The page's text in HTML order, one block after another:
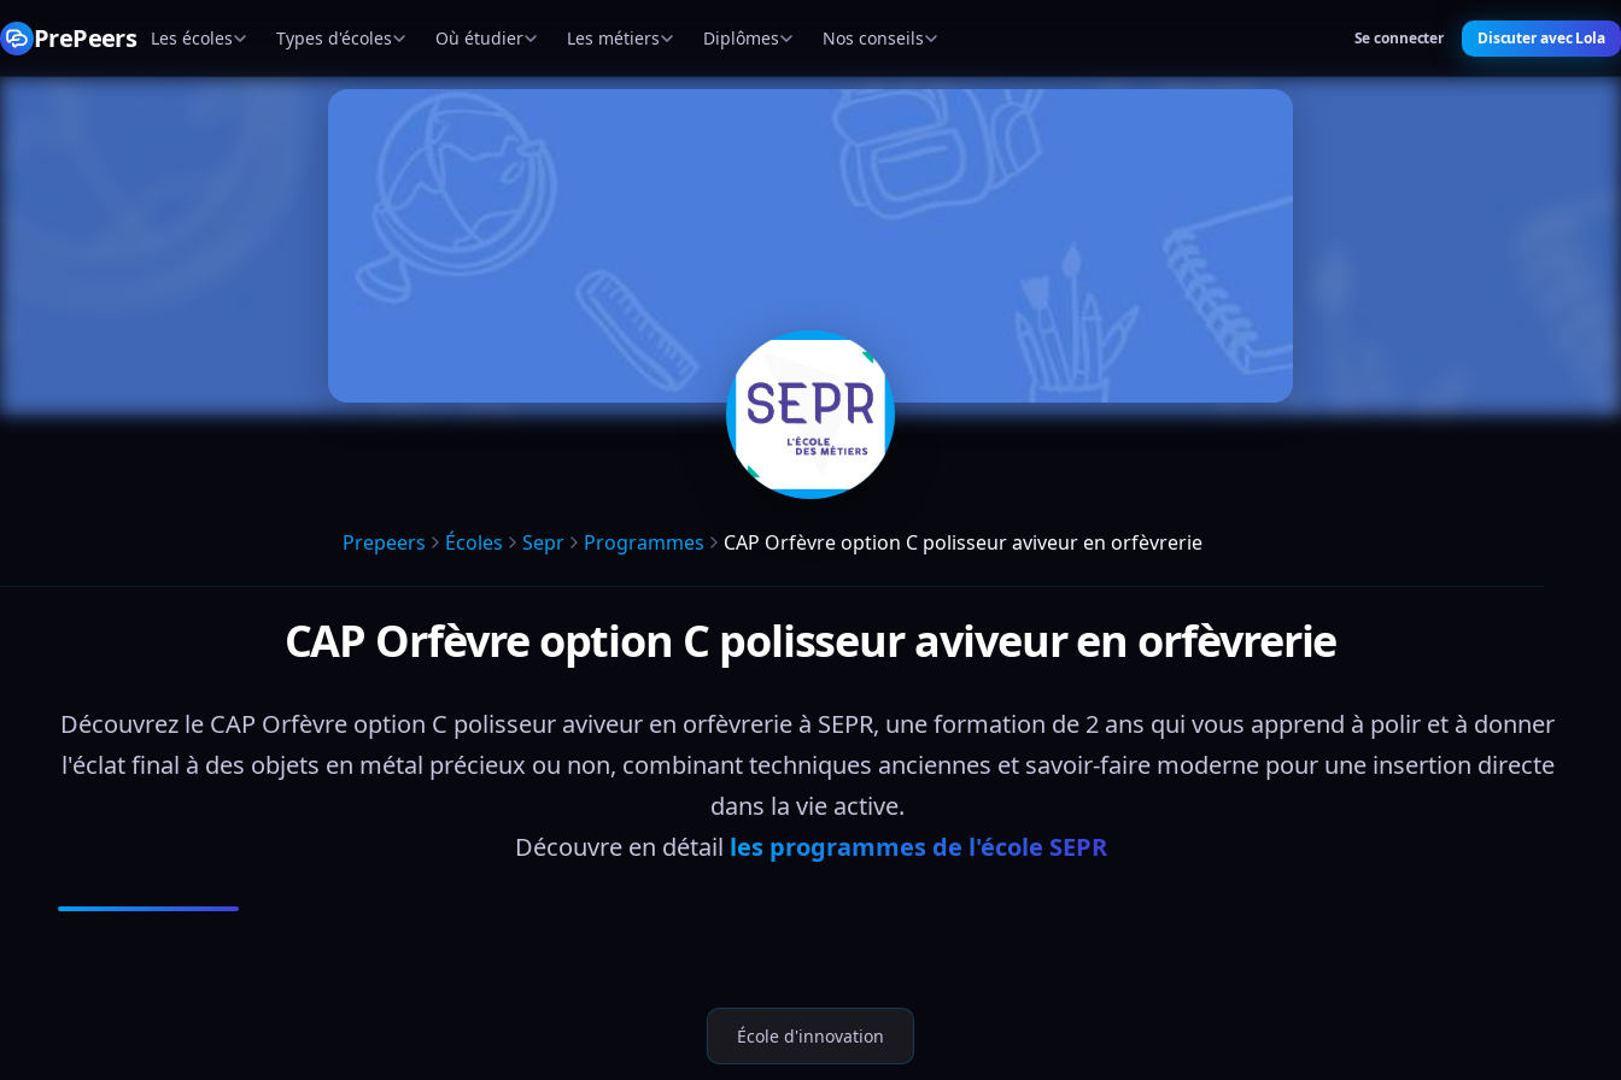
PrePeers Les écoles Types d'écoles Où étudier Les métiers Diplômes Nos conseils Se connecter Discuter avec Lola
Prepeers Écoles Sepr Programmes CAP Orfèvre option C polisseur aviveur en orfèvrerie
CAP Orfèvre option C polisseur aviveur en orfèvrerie
Découvrez le CAP Orfèvre option C polisseur aviveur en orfèvrerie à SEPR, une formation de 2 ans qui vous apprend à polir et à donner
l'éclat final à des objets en métal précieux ou non, combinant techniques anciennes et savoir-faire moderne pour une insertion directe
dans la vie active.
Découvre en détail les programmes de l'école SEPR
École d'innovation